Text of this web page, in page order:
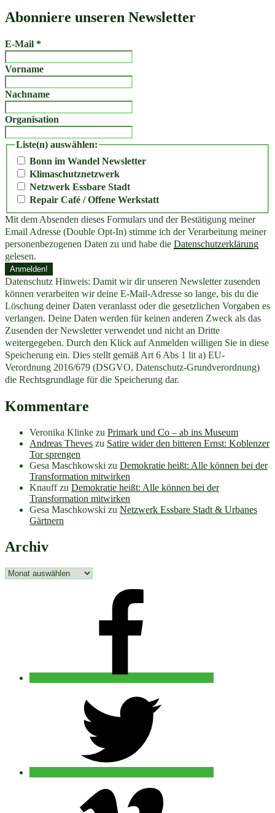
Abonniere unseren Newsletter
E-Mail *
Vorname
Nachname
Organisation
Liste(n) auswählen:
Bonn im Wandel Newsletter
Klimaschutznetzwerk
Netzwerk Essbare Stadt
Repair Café / Offene Werkstatt
Mit dem Absenden dieses Formulars und der Bestätigung meiner
Email Adresse (Double Opt-In) stimme ich der Verarbeitung meiner
personenbezogenen Daten zu und habe die Datenschutzerklärung
gelesen.
Datenschutz Hinweis: Damit wir dir unseren Newsletter zusenden
können verarbeiten wir deine E-Mail-Adresse so lange, bis du die
Löschung deiner Daten veranlasst oder die gesetzlichen Vorgaben es
verlangen. Deine Daten werden für keinen anderen Zweck als das
Zusenden der Newsletter verwendet und nicht an Dritte
weitergegeben. Durch den Klick auf Anmelden willigen Sie in diese
Speicherung ein. Dies stellt gemäß Art 6 Abs 1 lit a) EU-
Verordnung 2016/679 (DSGVO, Datenschutz-Grundverordnung)
die Rechtsgrundlage für die Speicherung dar.
Kommentare
Veronika Klinke zu Primark und Co – ab ins Museum
Andreas Theves zu Satire wider den bitteren Ernst: Koblenzer
Tor sprengen
Gesa Maschkowski zu Demokratie heißt: Alle können bei der
Transformation mitwirken
Knauffzu Demokratie heißt: Alle können bei der
Transformation mitwirken
Gesa Maschkowski zu Netzwerk Essbare Stadt & Urbanes
Gärtnern
Archiv
Archiv